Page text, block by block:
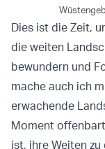
Dies ist die Zeit,
die weiten
bewundern und
mache auch ich
erwachende
Moment
ist, ihre Weiten